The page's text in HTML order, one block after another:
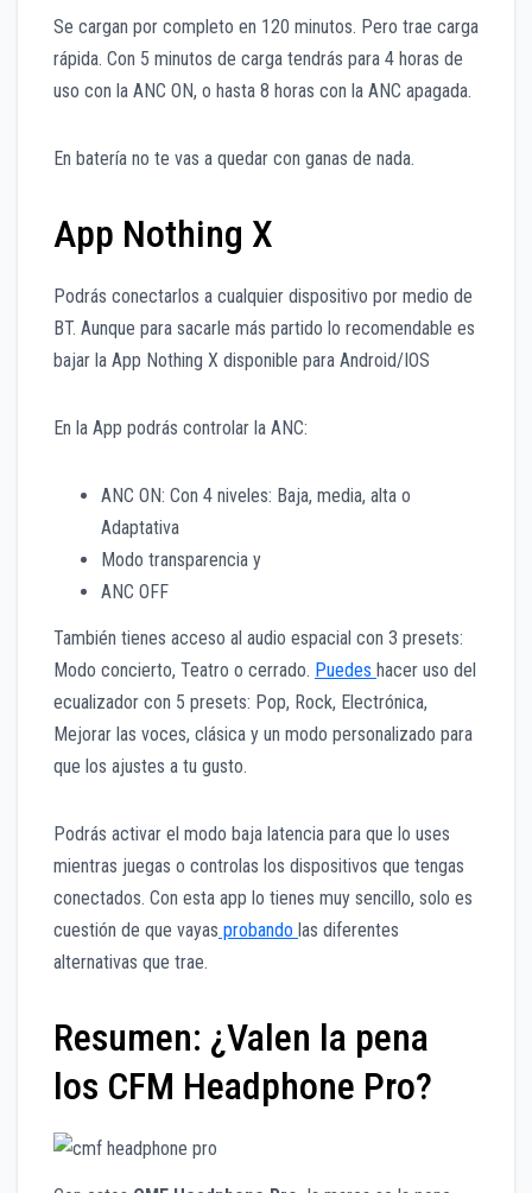
Se cargan por completo en 120 minutos. Pero trae carga
rápida. Con 5 minutos de carga tendrás para 4 horas de
uso con la ANC ON, o hasta 8 horas con la ANC apagada.
En batería no te vas a quedar con ganas de nada.
App Nothing X
Podrás conectarlos a cualquier dispositivo por medio de
BT. Aunque para sacarle más partido lo recomendable es
bajar la App Nothing X disponible para Android/IOS
En la App podrás controlar la ANC:
ANC ON: Con 4 niveles: Baja, media, alta o
Adaptativa
Modo transparencia y
ANC OFF
También tienes acceso al audio espacial con 3 presets:
Modo concierto, Teatro o cerrado. Puedes hacer uso del
ecualizador con 5 presets: Pop, Rock, Electrónica,
Mejorar las voces, clásica y un modo personalizado para
que los ajustes a tu gusto.
Podrás activar el modo baja latencia para que lo uses
mientras juegas o controlas los dispositivos que tengas
conectados. Con esta app lo tienes muy sencillo, solo es
cuestión de que vayas probando las diferentes
alternativas que trae.
Resumen: ¿Valen la pena
los CFM Headphone Pro?